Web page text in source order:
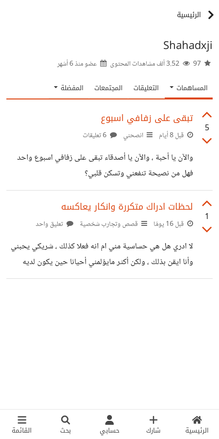
الرئيسية شارك حسابي بحث القائمة
الرئيسية
Shahadxji
عضو منذ6 أشهر
المساهمات التعليقات المجتمعات المفضلة
5
تبقى على زفافي اسبوع
قبل 8 أيام انصحني
والآن يا أحبة ، والآن يا أصدقاء تبقى على زفافي اسبوع واحد
فهل من نصيحة تنفعني وتسكن قلبي؟
1
لحظات ادراك متكررة وانكار يعاكسه
قبل 16 يومًا قصص وتجارب شخصية تعليق واحد
لا ادري هل هي حساسية مني ام انه فعلا كذلك ، شريكي يحبني
وأنا ايقن بذلك ، ولكن أكثر مايؤلمني أحيانا حين يكون لديه
حدث ما ، حين يكون مع اصدقاءه مثلا ، او عائلته ، أو ربما حدث